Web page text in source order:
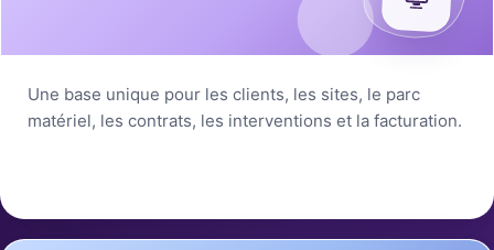
Une base unique pour les clients, les sites, le parc
matériel, les contrats, les interventions et la facturation.